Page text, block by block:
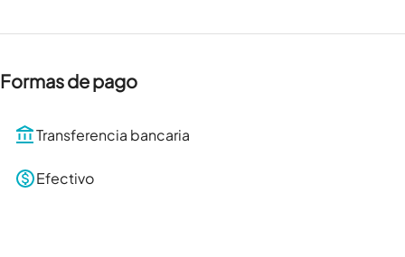
Formas de pago
Transferencia bancaria
Efectivo